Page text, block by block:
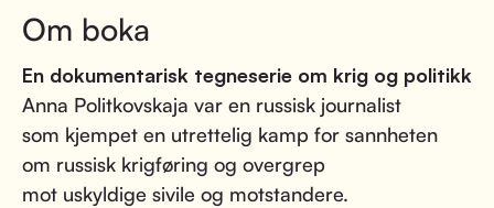
Om boka
En dokumentarisk tegneserie om krig og politikk
Anna Politkovskaja var en russisk journalist
som kjempet en utrettelig kamp for sannheten
om russisk krigføring og overgrep
mot uskyldige sivile og motstandere.